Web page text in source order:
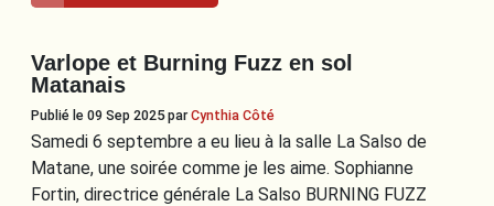
Varlope et Burning Fuzz en sol
Matanais
Publié le 09 Sep 2025parCynthia Côté
Samedi 6 septembre a eu lieu à la salle La Salso de
Matane, une soirée comme je les aime. Sophianne
Fortin, directrice générale La Salso BURNING FUZZ